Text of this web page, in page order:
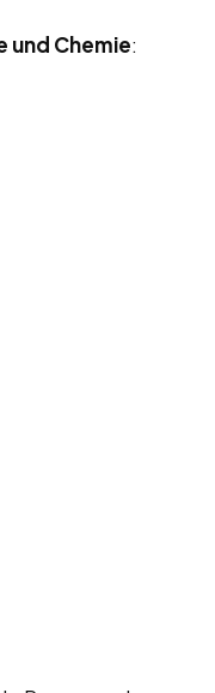
und Chemie: